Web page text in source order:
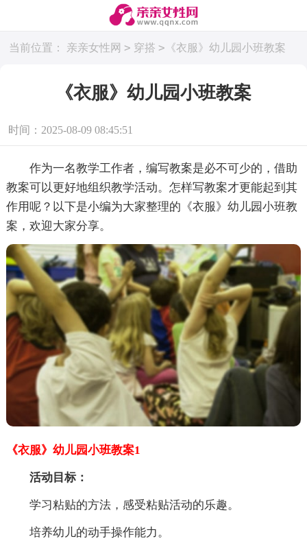
当前位置： 亲亲女性网 > 穿搭 > 《衣服》幼儿园小班教案
《衣服》幼儿园小班教案
时间：2025-08-09 08:45:51
作为一名教学工作者，编写教案是必不可少的，借助
教案可以更好地组织教学活动。怎样写教案才更能起到其
作用呢？以下是小编为大家整理的《衣服》幼儿园小班教
案，欢迎大家分享。
《衣服》幼儿园小班教案1
活动目标：
学习粘贴的方法，感受粘贴活动的乐趣。
培养幼儿的动手操作能力。